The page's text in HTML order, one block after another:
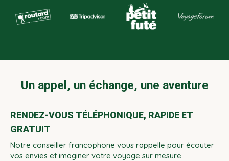
Un appel, un échange, une aventure
RENDEZ-VOUS TÉLÉPHONIQUE, RAPIDE ET
GRATUIT
Notre conseiller francophone vous rappelle pour écouter
vos envies et imaginer votre voyage sur mesure.